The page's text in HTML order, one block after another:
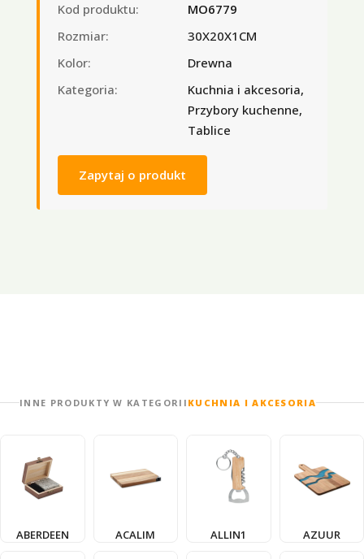
Kod produktu:
MO6779
Rozmiar:
30X20X1CM
Kolor:
Drewna
Kategoria:
Kuchnia i akcesoria,
Przybory kuchenne,
Tablice
Zapytaj o produkt
INNE PRODUKTY W KATEGORII KUCHNIA I AKCESORIA
ABERDEEN ACALIM ALLIN1 AZUUR